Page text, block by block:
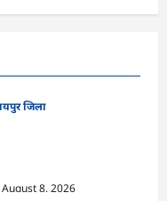
जिला
August 8, 2026